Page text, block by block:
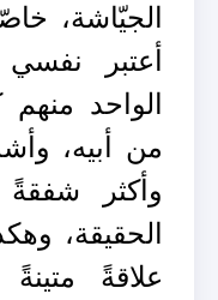
الجيّاشة،
أعتبر
الواحد
من أبيه،
وأكثر
الحقيقة،
علاقةً